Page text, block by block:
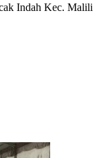
Indah Kec. Malili